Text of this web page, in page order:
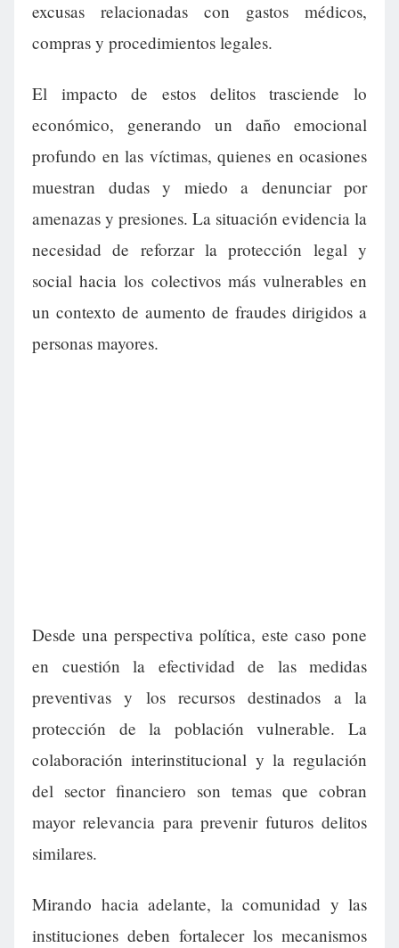
excusas relacionadas con gastos médicos,
compras y procedimientos legales.
El impacto de estos delitos trasciende lo
económico, generando un daño emocional
profundo en las víctimas, quienes en ocasiones
muestran dudas y miedo a denunciar por
amenazas y presiones. La situación evidencia la
necesidad de reforzar la protección legal y
social hacia los colectivos más vulnerables en
un contexto de aumento de fraudes dirigidos a
personas mayores.
Desde una perspectiva política, este caso pone
en cuestión la efectividad de las medidas
preventivas y los recursos destinados a la
protección de la población vulnerable. La
colaboración interinstitucional y la regulación
del sector financiero son temas que cobran
mayor relevancia para prevenir futuros delitos
similares.
Mirando hacia adelante, la comunidad y las
instituciones deben fortalecer los mecanismos